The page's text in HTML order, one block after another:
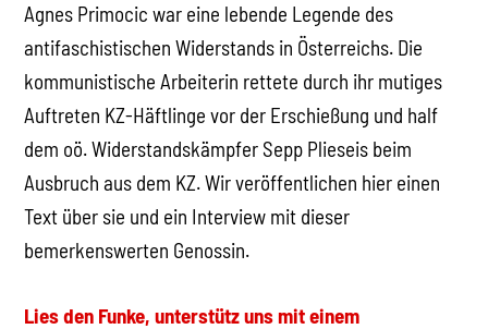
Agnes Primocic war eine lebende Legende des
antifaschistischen Widerstands in Österreichs. Die
kommunistische Arbeiterin rettete durch ihr mutiges
Auftreten KZ-Häftlinge vor der Erschießung und half
dem oö. Widerstandskämpfer Sepp Plieseis beim
Ausbruch aus dem KZ. Wir veröffentlichen hier einen
Text über sie und ein Interview mit dieser
bemerkenswerten Genossin.
Lies den Funke, unterstütz uns mit einem